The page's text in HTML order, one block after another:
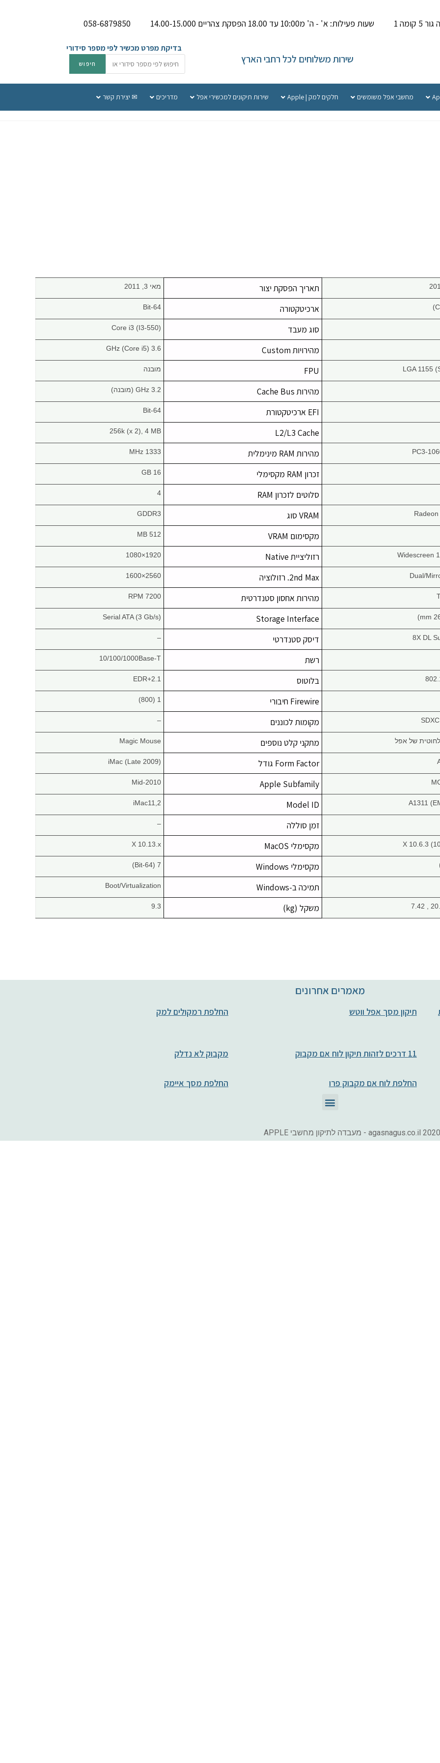
1 שעות פעילות: א' - ה' מ10:00 עד 18.00 הפסקת צהריים 14.00-15.000 058-6879850
שירות משלוחים לכל רחבי הארץ
בדיקת מפרט מכשיר לפי מספר סידורי
מחשבי אפל משומשים חלקים למק | Apple שירות תיקונים למכשירי אפל מדריכים ✉ יצירת קשר
תאריך הפסקת יצור מאי 3, 2011
ארכיטקטורה 64-Bit
סוג מעבד Core i3 (I3-550)
מהירויות Custom 3.6 GHz (Core i5)
LGA 1155
FPU מובנה
מהירות Cache Bus 3.2 GHz (מובנה)
EFI ארכיטקטורת 64-Bit
L2/L3 Cache
256k (x 2), 4 MB
PC3- מהירות RAM מינימלית 1333 MHz
זכרון RAM מקסימלי 16 GB
סלוטים לזכרון RAM 4
VRAM סוג GDDR3
מקסימום VRAM 512 MB
רזוליציית Native 1920×1080
Dual/ 2nd Max. רזולוציה 2560×1600
מהירות אחסון סטנדרטית 7200 RPM
Storage Interface
Serial ATA (3 Gb/s)
8X DL דיסק סטנדרטי –
רשת 10/100/1000Base-T
בלוטוס 2.1+EDR
Firewire חיבורי 1 (800)
מקומות לכוננים –
של אפל מתקני קלט נוספים Magic Mouse
Form Factor גודל iMac (Late 2009)
Apple Subfamily
Mid-2010
A1311
Model ID
iMac11,2
זמן סוללה –
X 10.6.3 מקסימלי MacOS X 10.13.x
מקסימלי Windows 7 (64-Bit)
תמיכה ב-Windows Boot/Virtualization
משקל (kg) 9.3
מאמרים אחרונים
תיקון מסך אפל ווטש החלפת רמקולים למק
11 דרכים לזהות תיקון לוח אם מקבוק מקבוק לא נדלק
החלפת לוח אם מקבוק פרו החלפת מסך איימק